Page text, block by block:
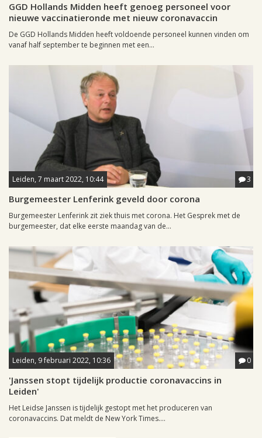
GGD Hollands Midden heeft genoeg personeel voor
nieuwe vaccinatieronde met nieuw coronavaccin
De GGD Hollands Midden heeft voldoende personeel kunnen vinden om
vanaf half september te beginnen met een...
Leiden, 7 maart 2022, 10:44 3
Burgemeester Lenferink geveld door corona
Burgemeester Lenferink zit ziek thuis met corona. Het Gesprek met de
burgemeester, dat elke eerste maandag van de...
Leiden, 9 februari 2022, 10:36 0
'Janssen stopt tijdelijk productie coronavaccins in
Leiden'
Het Leidse Janssen is tijdelijk gestopt met het produceren van
coronavaccins. Dat meldt de New York Times....